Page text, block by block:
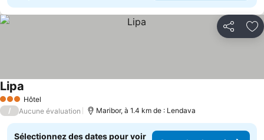
Partager
3 ÉtoilesHôtel
Lipa
/ Aucune évaluation Maribor, à 1.4 km de : Lendava
Sélectionnez des dates pour voir